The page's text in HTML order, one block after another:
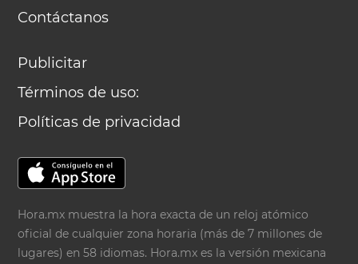
Contáctanos
Publicitar
Términos de uso:
Políticas de privacidad
Hora.mx muestra la hora exacta de un reloj atómico
oficial de cualquier zona horaria (más de 7 millones de
lugares) en 58 idiomas. Hora.mx es la versión mexicana